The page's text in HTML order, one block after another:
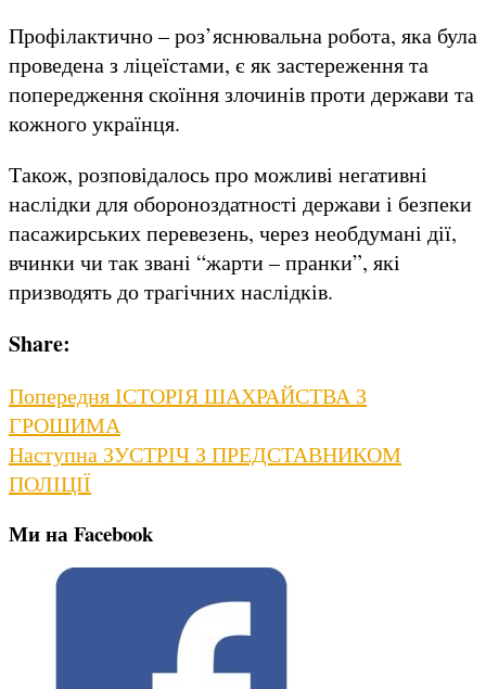
Профілактично – роз’яснювальна робота, яка була
проведена з ліцеїстами, є як застереження та
попередження скоїння злочинів проти держави та
кожного українця.
Також, розповідалось про можливі негативні
наслідки для обороноздатності держави і безпеки
пасажирських перевезень, через необдумані дії,
вчинки чи так звані “жарти – пранки”, які
призводять до трагічних наслідків.
Share:
Навігація
записів
ПопередняPrevious
post:
ІСТОРІЯ ШАХРАЙСТВА З
ГРОШИМА
Наступна Next
ЗУСТРІЧ З ПРЕДСТАВНИКОМ
ПОЛІЦІЇ
Ми на Facebook